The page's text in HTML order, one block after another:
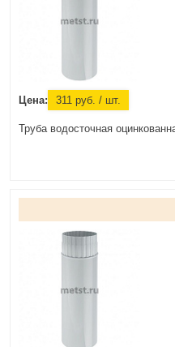
Цена: 311 руб. / шт.
Труба водосточная